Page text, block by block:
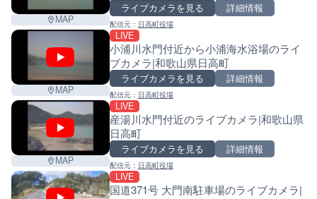
MAP
ライブカメラを見る 詳細情報
配信元： 日高町役場
MAP
LIVE
小浦川水門付近から小浦海水浴場のライ
ブカメラ|和歌山県日高町
ライブカメラを見る 詳細情報
配信元： 日高町役場
MAP
LIVE
産湯川水門付近のライブカメラ|和歌山県
日高町
ライブカメラを見る 詳細情報
配信元： 日高町役場
LIVE
国道371号 大門南駐車場のライブカメラ|